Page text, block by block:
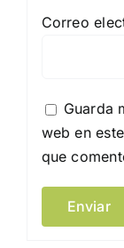
Correo
Guarda
web en
que